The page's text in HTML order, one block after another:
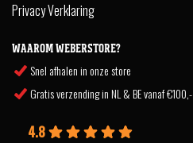
Privacy Verklaring
WAAROM WEBERSTORE?
Snel afhalen in onze store
Gratis verzending in NL & BE vanaf €100,-
4.8